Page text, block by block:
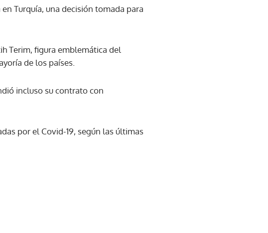
Turquía, una decisión tomada para
Terim, figura emblemática del
de los países.
incluso su contrato con
por el Covid-19, según las últimas